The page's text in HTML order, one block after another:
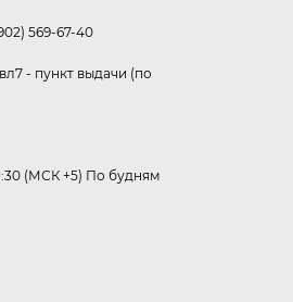
569-67-40
- пункт выдачи (по
(МСК +5) По будням